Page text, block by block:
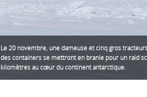
Le 20 novembre, une dameuse et cinq gros
des containers se mettront en branle pour un raid
kilomètres au cœur du continent antarctique.